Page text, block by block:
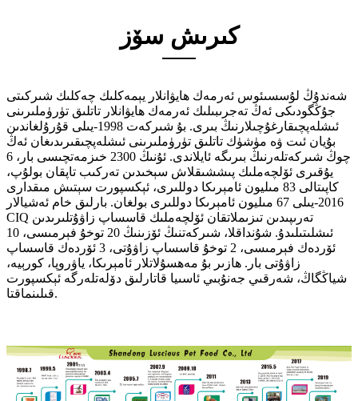
كىرىش سۆز
شەندۇڭ لۇسسىئوس ئەرمەك ھايۋانلار يېمەكلىك چەكلىك شىركىتى
جۇڭگودىكى ئەڭ تەجرىبىلىك ئەرمەك ھايۋانلار تاتلىق تۈرۈملىرىنى
ئىشلەپچىقارغۇچىلارنىڭ بىرى. بۇ شىركەت 1998-يىلى قۇرۇلغاندىن
بۇيان ئىت ۋە مۈشۈك تاتلىق تۈرۈملىرىنى ئىشلەپچىقىرىدىغان ئەڭ
چوڭ شىركەتلەرنىڭ بىرىگە ئايلاندى. ئۇنىڭ 2300 خىزمەتچىسى بار، 6
يۇقىرى ئۆلچەملىك پىششىقلاش سېخىدىن تەركىب تاپقان بولۇپ،
كاپىتالى 83 مىليون ئامېرىكا دوللىرى، ئېكسپورت سېتىش مىقدارى
2016-يىلى 67 مىليون ئامېرىكا دوللىرى بولغان. بارلىق خام ئەشيالار
CIQ تەرىپىدىن تىزىملاتقان ئۆلچەملىك قاسساپ زاۋۇتلىرىدىن
ئىشلىتىلىدۇ. شۇنداقلا، شىركەتنىڭ ئۆزىنىڭ 20 توخۇ فېرمىسى، 10
ئۆردەك فېرمىسى، 2 توخۇ قاسساپ زاۋۇتى، 3 ئۆردەك قاسساپ
زاۋۇتى بار. ھازىر بۇ مەھسۇلاتلار ئامېرىكا، ياۋروپا، كورېيە،
شياڭگاڭ، شەرقىي جەنۇبىي ئاسىيا قاتارلىق دۆلەتلەرگە ئېكسپورت
قىلىنماقتا.